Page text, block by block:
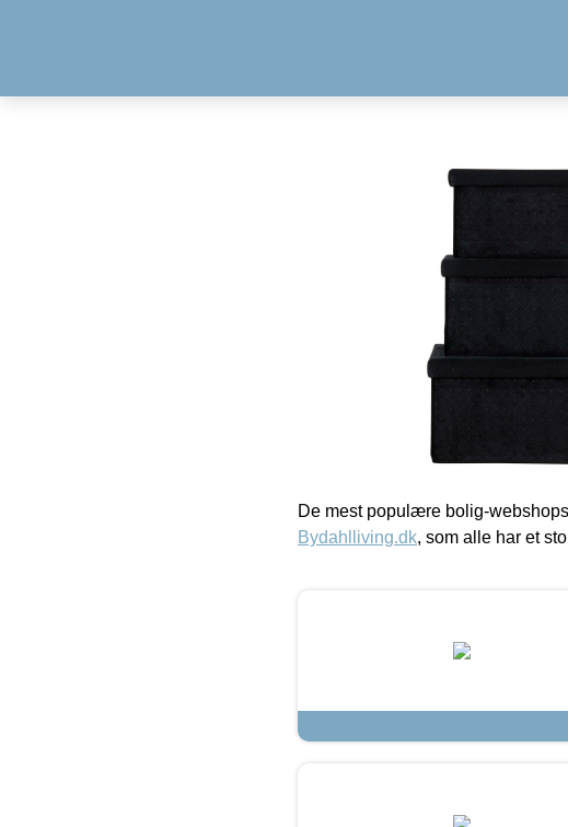
De mest populære bolig-
Bydahlliving.dk, som alle har et